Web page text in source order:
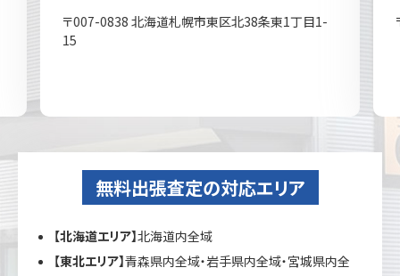
〒007-0838 北海道札幌市東区北38条東1丁目1-
15
無料出張査定の対応エリア
【北海道エリア】北海道内全域
【東北エリア】青森県内全域・岩手県内全域・宮城県内全